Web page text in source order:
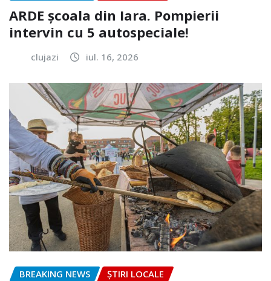
ARDE școala din Iara. Pompierii
intervin cu 5 autospeciale!
clujazi iul. 16, 2026
BREAKING NEWS ȘTIRI LOCALE